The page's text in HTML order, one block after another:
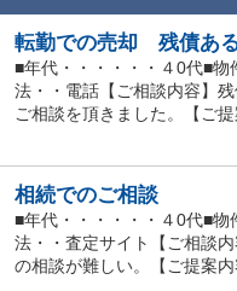
転勤での売却 残債あ
■年代・・・・・・４0代■
法・・電話【ご相談内容】
ご相談を頂きました。【ご
相続でのご相談
■年代・・・・・・４0代■
法・・査定サイト【ご相談
の相談が難しい。【ご提案